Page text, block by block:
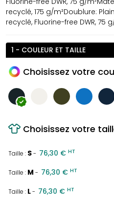
recyclé, 175 g/m²Doublure:
recyclé, Fluorine-free DWR, 75
1 - COULEUR ET TAILLE
Choisissez votre
Choisissez votre
Taille : S- 76,30 € HT
Taille : M - 76,30 € HT
Taille : L- 76,30 € HT